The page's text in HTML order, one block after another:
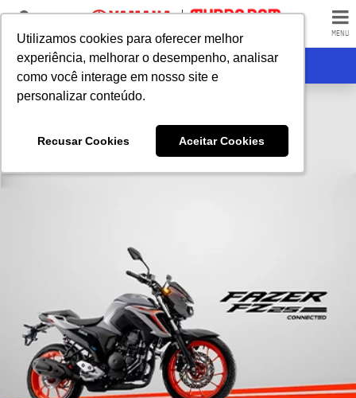
Utilizamos cookies para oferecer melhor
experiência, melhorar o desempenho, analisar
como você interage em nosso site e
personalizar conteúdo.
Recusar Cookies Aceitar Cookies
Utilizamos cookies para oferecer melhor
experiência, melhorar o desempenho, analisar
como você interage em nosso site e
personalizar conteúdo.
Recusar Cookies Aceitar Cookies
LOJAS MENU
RECEBA CONTATO